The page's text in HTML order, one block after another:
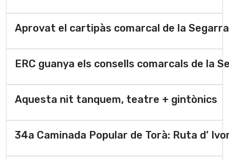
Aprovat el cartipàs comarcal de la Segarra
ERC guanya els consells comarcals de la
Aquesta nit tanquem, teatre + gintònics
34a Caminada Popular de Torà: Ruta d’